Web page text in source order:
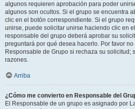
algunos requieren aprobación para poder
algunos son ocultos. Si el grupo se encuentra
clic en el botón correspondiente. Si el grupo
unirse, puede solicitar unirse haciendo clic en
responsable del grupo deberá aprobar su
preguntará por qué desea hacerlo. Por favor
Responsable de Grupo si rechaza su solicitud;
razones.
Arriba
¿Cómo me convierto en Responsable del
El Responsable de un grupo es asignado por